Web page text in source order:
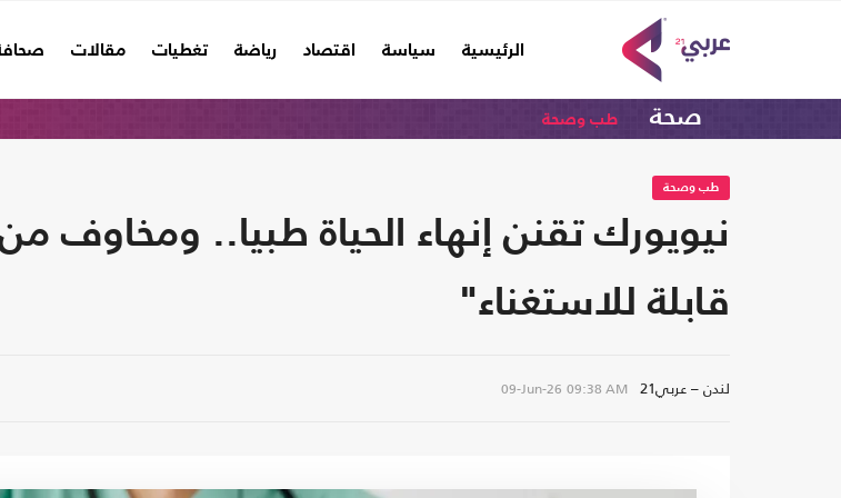
الرئيسية
(current) سياسة اقتصاد رياضة تغطيات مقالات
صحة طب وصحة
طب وصحة
نيويورك تقنن إنهاء الحياة طبيا..
قابلة للاستغناء"
لندن – عربي21 09-Jun-26 09:38 AM